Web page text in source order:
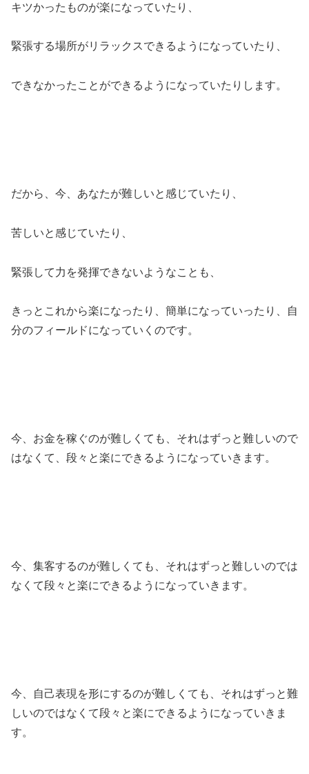
キツかったものが楽になっていたり、
緊張する場所がリラックスできるようになっていたり、
できなかったことができるようになっていたりします。
だから、今、あなたが難しいと感じていたり、
苦しいと感じていたり、
緊張して力を発揮できないようなことも、
きっとこれから楽になったり、簡単になっていったり、自
分のフィールドになっていくのです。
今、お金を稼ぐのが難しくても、それはずっと難しいので
はなくて、段々と楽にできるようになっていきます。
今、集客するのが難しくても、それはずっと難しいのでは
なくて段々と楽にできるようになっていきます。
今、自己表現を形にするのが難しくても、それはずっと難
しいのではなくて段々と楽にできるようになっていきま
す。